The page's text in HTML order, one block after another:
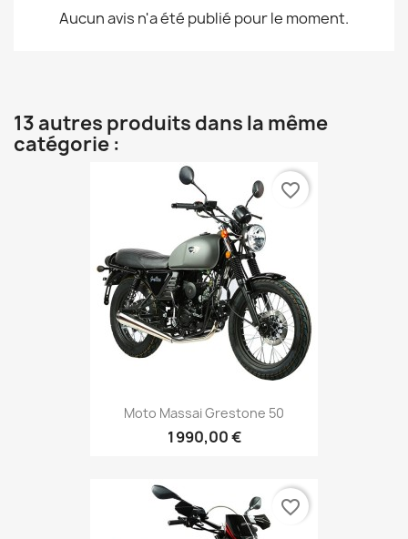
Aucun avis n'a été publié pour le moment.
13 autres produits dans la même
catégorie :
Moto Massai Grestone 50
1 990,00 €
favorite_border
favorite_border